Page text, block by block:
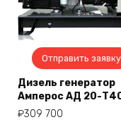
Отправить заявку
Дизель генератор
Амперос АД 20-
₽309 700